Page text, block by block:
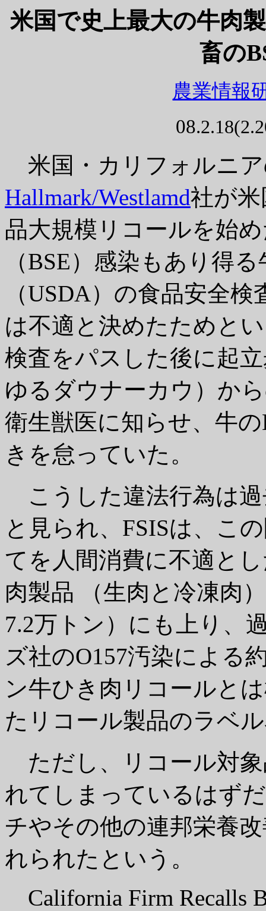
米国で史上最大の牛肉
畜の
農業情報
08.
米国・カリフォルニ
Hallmark/Westlamd社が
品大規模リコールを始
（BSE）感染もあり得
（USDA）の食品安全
は不適と決めたためと
検査をパスした後に起
ゆるダウナーカウ）か
衛生獣医に知らせ、牛
きを怠っていた。
こうした違法行為は
と見られ、FSISは、こ
てを人間消費に不適と
肉製品 （生肉と冷凍肉
7.2万トン）にも上り、
ズ社のO157汚染による
ン牛ひき肉リコールと
たリコール製品のラベ
ただし、リコール対
れてしまっているはず
チやその他の連邦栄養
れられたという。
California Firm Recalls